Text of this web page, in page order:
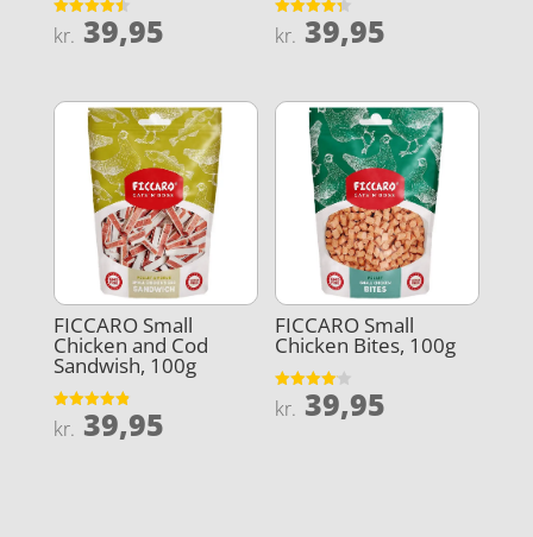
Vurderet
4.5
kr. 39,95
Vurderet
4.3
kr. 39,95
FICCARO Small
Chicken and Cod
Sandwish, 100g
Vurderet
4.9
kr. 39,95
FICCARO Small
Chicken Bites, 100g
Vurderet
4.1
kr. 39,95